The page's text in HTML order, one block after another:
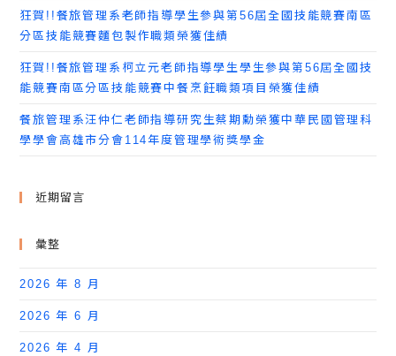
狂賀!!餐旅管理系老師指導學生參與第56屆全國技能競賽南區
分區技能競賽麵包製作職類榮獲佳績
狂賀!!餐旅管理系柯立元老師指導學生學生參與第56屆全國技
能競賽南區分區技能競賽中餐烹飪職類項目榮獲佳績
餐旅管理系汪仲仁老師指導研究生蔡期勳榮獲中華民國管理科
學學會高雄市分會114年度管理學術獎學金
近期留言
彙整
2026 年 8 月
2026 年 6 月
2026 年 4 月